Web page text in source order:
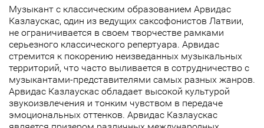
Музыкант с классическим образованием Арвидас
Казлаускас, один из ведущих саксофонистов Латвии,
не ограничивается в своем творчестве рамками
серьезного классического репертуара. Арвидас
стремится к покорению неизведанных музыкальных
территорий, что часто выливается в сотрудничество с
музыкантами-представителями самых разных жанров.
Арвидас Казлаускас обладает высокой культурой
звукоизвлечения и тонким чувством в передаче
эмоциональных оттенков. Арвидас Казлаускас